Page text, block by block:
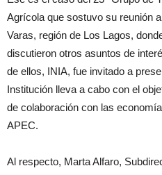
Agrícola que sostuvo su reunión
Varas, región de Los Lagos,
discutieron otros asuntos de
de ellos, INIA, fue invitado a
Institución lleva a cabo con el
de colaboración con las
APEC.
Al respecto, Marta Alfaro,